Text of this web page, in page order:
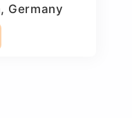
Germany